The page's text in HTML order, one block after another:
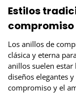
Estilos
compromiso
Los anillos de
clásica y eterna
anillos suelen
diseños elegantes
compromiso y el